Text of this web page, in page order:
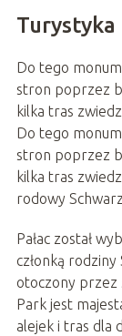
Turystyka
Do tego
stron poprzez
kilka tras
Do tego
stron poprzez
kilka tras
rodowy
Pałac został
członką
otoczony przez
Park jest
alejek i tras dla